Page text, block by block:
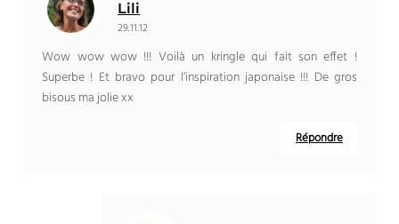
Lili
29.11.12
Wow wow wow !!! Voilà un kringle qui fait son effet !
Superbe ! Et bravo pour l’inspiration japonaise !!! De gros
bisous ma jolie xx
Répondre